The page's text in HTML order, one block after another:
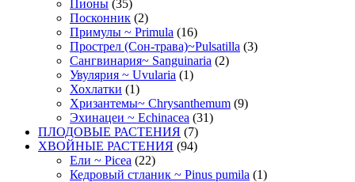
Пионы (35)
Посконник (2)
Примулы ~ Primula (16)
Прострел (Сон-трава)~Pulsatilla (3)
Сангвинария~ Sanguinaria (2)
Увулярия ~ Uvularia (1)
Хохлатки (1)
Хризантемы~ Chrysanthemum (9)
Эхинацеи ~ Echinacea (31)
ПЛОДОВЫЕ РАСТЕНИЯ (7)
ХВОЙНЫЕ РАСТЕНИЯ (94)
Ели ~ Picea (22)
Кедровый стланик ~ Pinus pumila (1)